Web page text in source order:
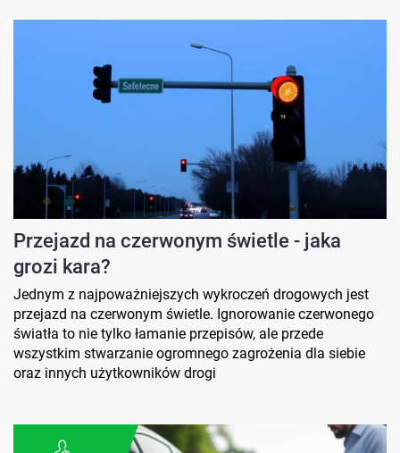
Przejazd na czerwonym świetle - jaka
grozi kara?
Jednym z najpoważniejszych wykroczeń drogowych jest
przejazd na czerwonym świetle. Ignorowanie czerwonego
światła to nie tylko łamanie przepisów, ale przede
wszystkim stwarzanie ogromnego zagrożenia dla siebie
oraz innych użytkowników drogi